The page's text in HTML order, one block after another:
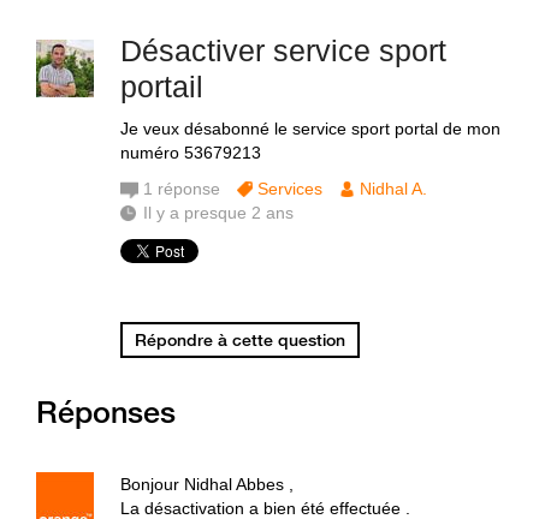
Désactiver service sport
portail
Je veux désabonné le service sport portal de mon
numéro 53679213
1 réponse Services
Nidhal A.
Il y a presque 2 ans
Répondre à cette question
Réponses
Bonjour Nidhal Abbes ,
La désactivation a bien été effectuée .